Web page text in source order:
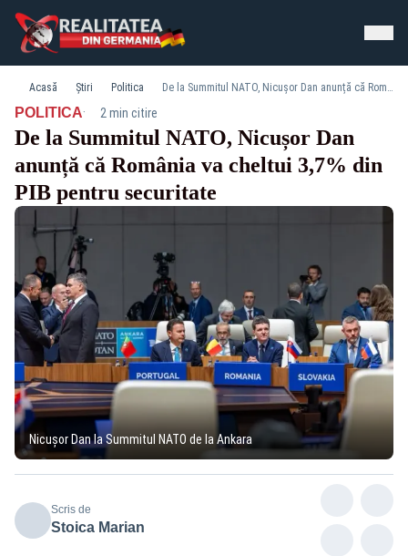
Acasă Știri Politica De la Summitul NATO, Nicușor Dan anunță că România va cheltui 3,7% din PIB pentru securitate
POLITICA· 2 min citire
De la Summitul NATO, Nicușor Dan
anunță că România va cheltui 3,7% din
PIB pentru securitate
Nicușor Dan la Summitul NATO de la Ankara
Scris de
Stoica Marian